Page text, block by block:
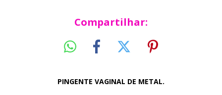
Compartilhar:
PINGENTE VAGINAL DE METAL.